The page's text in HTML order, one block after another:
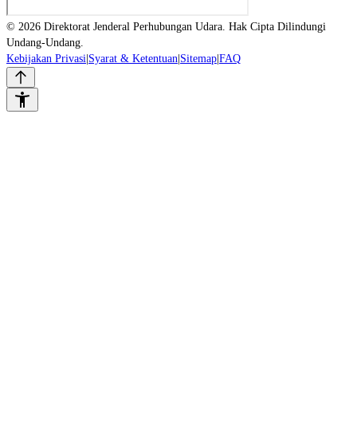
© 2026 Direktorat Jenderal Perhubungan Udara. Hak Cipta Dilindungi
Undang-Undang.
Kebijakan Privasi|Syarat & Ketentuan|Sitemap|FAQ